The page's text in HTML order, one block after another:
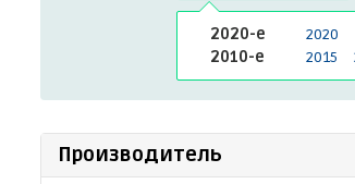
2020-е
2020
2010-е
2015
Производитель